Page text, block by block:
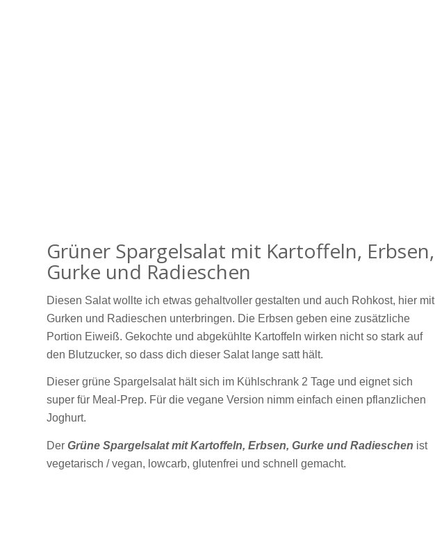
Grüner Spargelsalat mit Kartoffeln, Erbsen,
Gurke und Radieschen
Diesen Salat wollte ich etwas gehaltvoller gestalten und auch Rohkost, hier mit
Gurken und Radieschen unterbringen. Die Erbsen geben eine zusätzliche
Portion Eiweiß. Gekochte und abgekühlte Kartoffeln wirken nicht so stark auf
den Blutzucker, so dass dich dieser Salat lange satt hält.
Dieser grüne Spargelsalat hält sich im Kühlschrank 2 Tage und eignet sich
super für Meal-Prep. Für die vegane Version nimm einfach einen pflanzlichen
Joghurt.
Der Grüne Spargelsalat mit Kartoffeln, Erbsen, Gurke und Radieschen ist
vegetarisch / vegan, lowcarb, glutenfrei und schnell gemacht.